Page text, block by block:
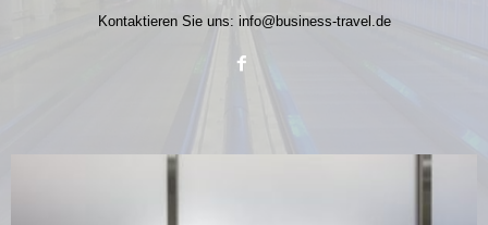
Kontaktieren Sie uns: info@business-travel.de